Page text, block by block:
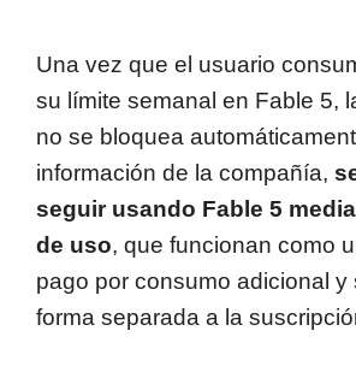
Una vez que el usuario
su límite semanal en Fable 5,
no se bloquea
información de la compañía,
seguir usando Fable 5
de uso, que funcionan como
pago por consumo adicional y
forma separada a la